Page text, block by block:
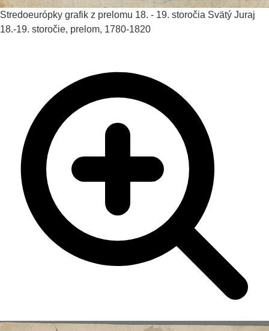
Stredoeurópky grafik z prelomu 18. - 19. storočia Svätý Juraj
18.-19. storočie, prelom, 1780-1820